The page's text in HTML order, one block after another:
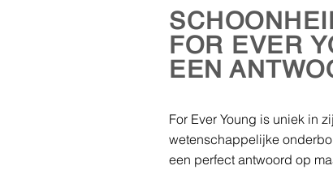
FOR EVER
EEN
For Ever Young is uniek in
wetenschappelijke
een perfect antwoord op